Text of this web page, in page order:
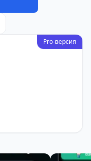
Pro-версия